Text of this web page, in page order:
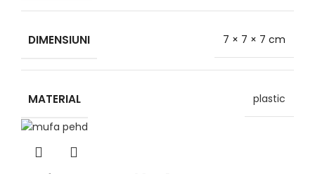
DIMENSIUNI 7 × 7 × 7 cm
MATERIAL plastic